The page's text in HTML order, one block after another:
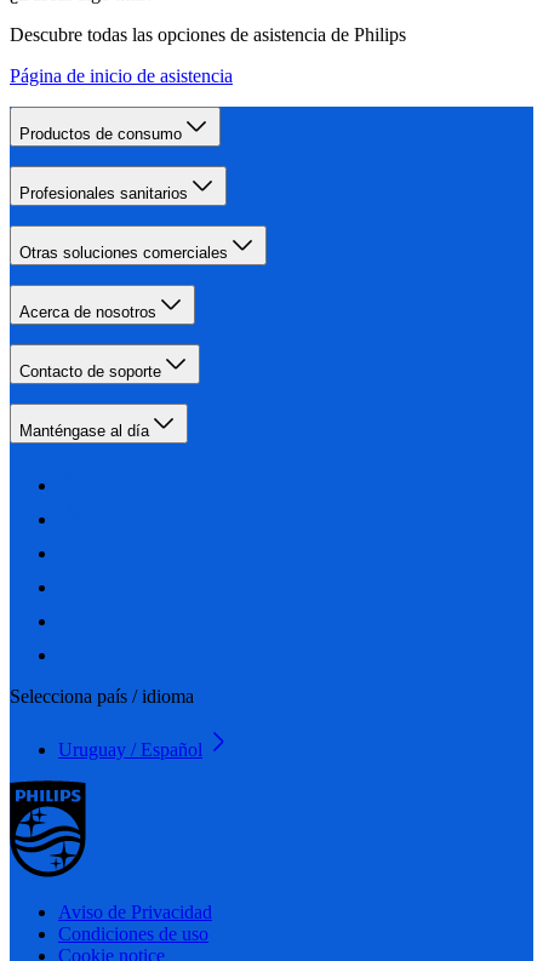
Descubre todas las opciones de asistencia de Philips
Página de inicio de asistencia
Productos de consumo
Profesionales sanitarios
Otras soluciones comerciales
Acerca de nosotros
Contacto de soporte
Manténgase al día
Selecciona país / idioma
Uruguay / Español
Aviso de Privacidad
Condiciones de uso
Cookie notice